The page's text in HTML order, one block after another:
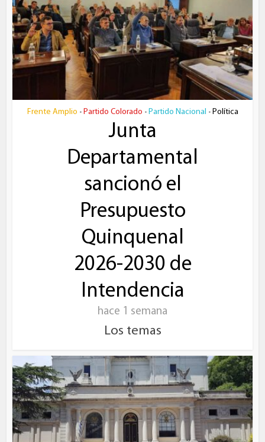
Frente Amplio • Partido Colorado • Partido Nacional • Política
Junta
Departamental
sancionó el
Presupuesto
Quinquenal
2026-2030 de
Intendencia
hace 1 semana
Los temas